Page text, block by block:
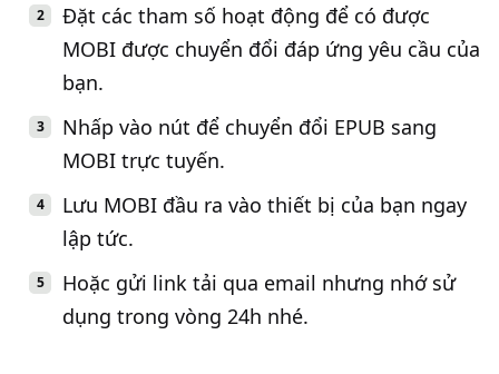
Đặt các tham số hoạt động để có được
MOBI được chuyển đổi đáp ứng yêu cầu của
bạn.
Nhấp vào nút để chuyển đổi EPUB sang
MOBI trực tuyến.
Lưu MOBI đầu ra vào thiết bị của bạn ngay
lập tức.
Hoặc gửi link tải qua email nhưng nhớ sử
dụng trong vòng 24h nhé.